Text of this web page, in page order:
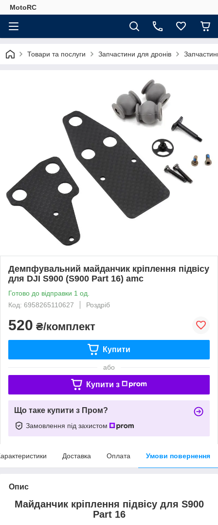
MotoRC
Товари та послуги Запчастини для дронів
Демпфувальний майданчик кріплення підвісу
для DJI S900 (S900 Part 16) amc
Готово до відправки 1 од.
Код: 6958265110627
Роздріб
520 ₴/комплект
Купити
або
Купити з
Що таке купити з Пром?
Замовлення під захистом
Доставка Оплата Умови повернення
Опис
Майданчик кріплення підвісу для S900
Part 16